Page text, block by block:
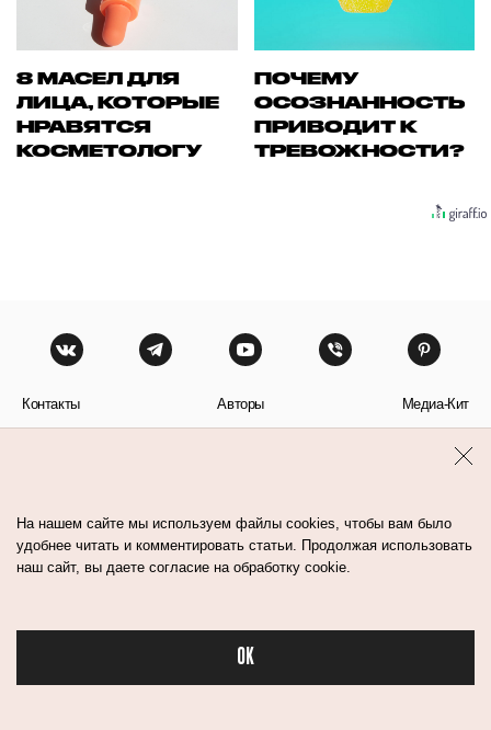
Бьюти в спорте
8 МАСЕЛ ДЛЯ
ЛИЦА, КОТОРЫЕ
НРАВЯТСЯ
КОСМЕТОЛОГУ
ПОЧЕМУ
ОСОЗНАННОСТЬ
ПРИВОДИТ К
ТРЕВОЖНОСТИ?
Контакты Авторы Медиа-Кит
На нашем сайте мы используем файлы cookies, чтобы вам было
удобнее читать и комментировать статьи. Продолжая использовать
наш сайт, вы даете согласие на обработку cookie.
OK